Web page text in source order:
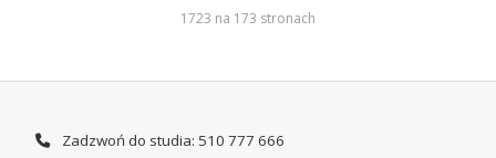
1723 na 173 stronach
Zadzwoń do studia: 510 777 666